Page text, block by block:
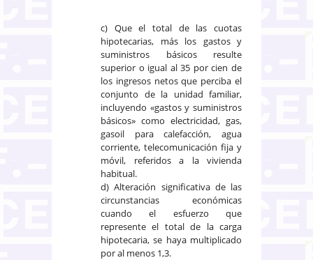
c) Que el total de las cuotas
hipotecarias, más los gastos y
suministros básicos resulte
superior o igual al 35 por cien de
los ingresos netos que perciba el
conjunto de la unidad familiar,
incluyendo «gastos y suministros
básicos» como electricidad, gas,
gasoil para calefacción, agua
corriente, telecomunicación fija y
móvil, referidos a la vivienda
habitual.
d) Alteración significativa de las
circunstancias económicas
cuando el esfuerzo que
represente el total de la carga
hipotecaria, se haya multiplicado
por al menos 1,3.